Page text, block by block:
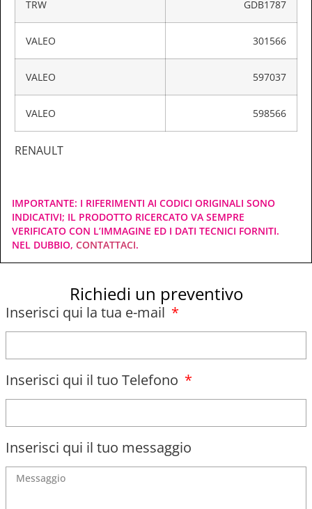
TRW GDB1787
VALEO 301566
VALEO 597037
VALEO 598566
RENAULT
IMPORTANTE: I RIFERIMENTI AI CODICI ORIGINALI SONO
INDICATIVI; IL PRODOTTO RICERCATO VA SEMPRE
VERIFICATO CON L’IMMAGINE ED I DATI TECNICI FORNITI.
NEL DUBBIO, CONTATTACI.
Richiedi un preventivo
Inserisci qui la tua e-mail
Inserisci qui il tuo Telefono
Inserisci qui il tuo messaggio